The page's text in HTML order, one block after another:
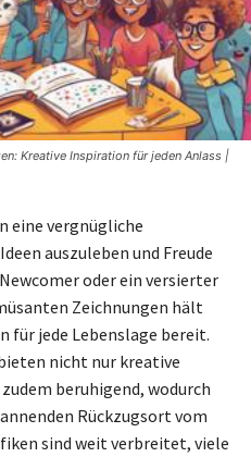
Kreative Inspiration für jeden Anlass |
vergnügliche
auszuleben und Freude
oder ein versierter
Zeichnungen hält
für jede Lebenslage bereit.
nicht nur kreative
beruhigend, wodurch
Rückzugsort vom
sind weit verbreitet, viele